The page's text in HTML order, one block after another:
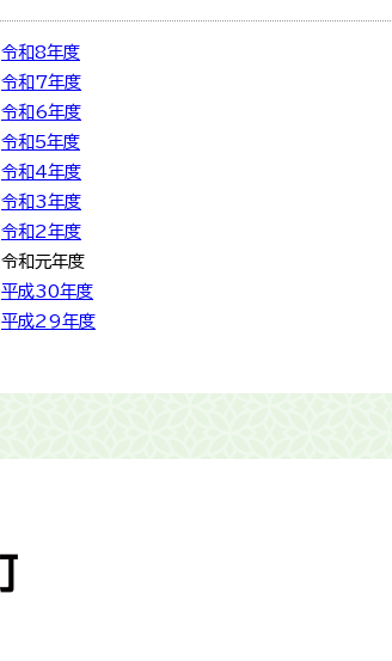
令和8年度
令和7年度
令和6年度
令和5年度
令和4年度
令和3年度
令和2年度
令和元年度
平成30年度
平成29年度